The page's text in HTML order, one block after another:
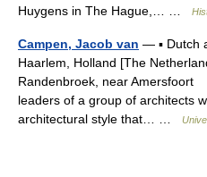
Huygens in The Hague,… …
Campen, Jacob van — ▪ Dutch
Haarlem, Holland [The
Randenbroek, near
leaders of a group of architects
architectural style that… …